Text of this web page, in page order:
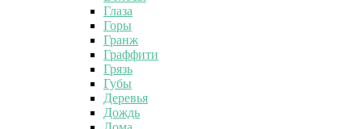
Глаза
Горы
Гранж
Граффити
Грязь
Губы
Деревья
Дождь